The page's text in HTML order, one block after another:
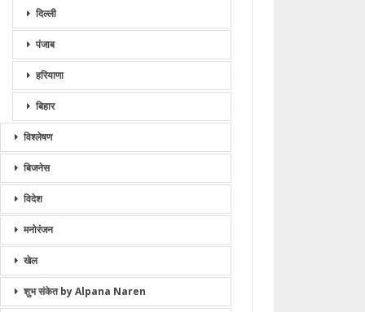
दिल्ली
पंजाब
हरियाणा
बिहार
विश्लेषण
बिजनेस
विदेश
मनोरंजन
खेल
शुभ संकेत by Alpana Naren